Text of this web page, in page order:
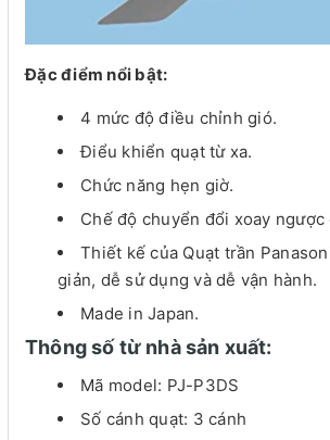
Đặc điểm nổi bật:
4 mức độ điều chỉnh gió.
Điểu khiển quạt từ xa.
Chức năng hẹn giờ.
Chế độ chuyển đổi xoay ngược
Thiết kế của Quạt trần
giản, dễ sử dụng và dễ vận hành.
Made in Japan.
Thông số từ nhà sản xuất:
Mã model: PJ-P3DS
Số cánh quạt: 3 cánh